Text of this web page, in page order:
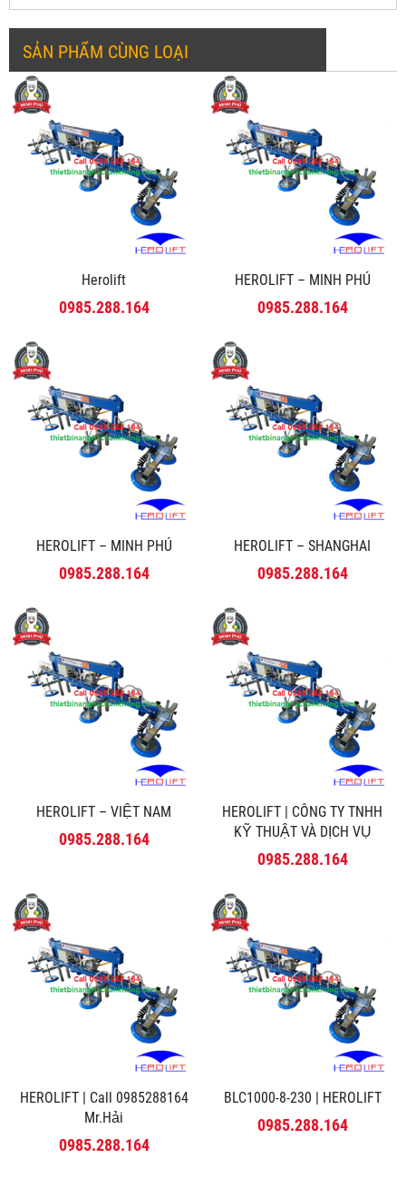
SẢN PHẨM CÙNG LOẠI
Herolift
0985.288.164
HEROLIFT – MINH PHÚ
0985.288.164
HEROLIFT – MINH PHÚ
0985.288.164
HEROLIFT – SHANGHAI
0985.288.164
HEROLIFT – VIỆT NAM
0985.288.164
HEROLIFT | CÔNG TY TNHH
KỸ THUẬT VÀ DỊCH VỤ
MINH PHÚ
0985.288.164
HEROLIFT | Call 0985288164
Mr.Hải
0985.288.164
BLC1000-8-230 | HEROLIFT
0985.288.164